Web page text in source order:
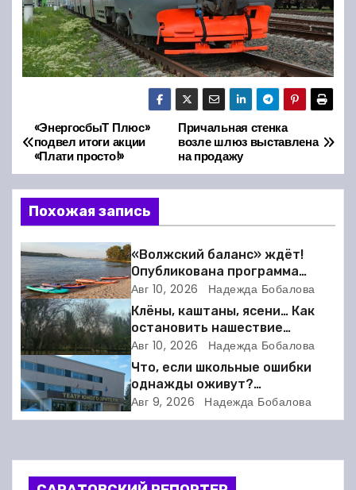
Н
а
в
и
г
а
ц
и
я
о
Причальная стенка
возле шлюз выставлена
на продажу
«ЭнергосбыТ Плюс»
подвел итоги акции
«Плати просто!»
Похожая запись
«Волжский баланс» ждёт!
Опубликована программа
фестиваля сапбординга в
Балакове
Авг 10, 2026 Надежда Бобалова
Клёны, каштаны, ясени… Как
остановить нашествие
вредителей в Балакове?
Авг 10, 2026 Надежда Бобалова
Что, если школьные ошибки
однажды оживут?
Балаковский ТЮЗ готовит
премьеру
Авг 9, 2026 Надежда Бобалова